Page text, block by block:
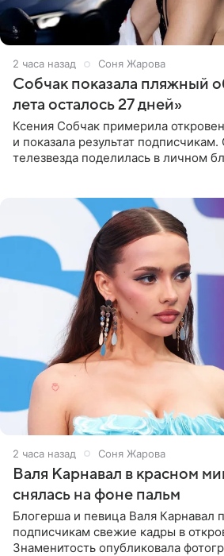
2 часа назад Соня Жарова
Собчак показала пляжный
лета осталось 27 дней»
Ксения Собчак примерила
и показала результат
телезвезда поделилась в личном
2 часа назад Соня Жарова
Валя Карнавал в красном
снялась на фоне пальм
Блогерша и певица Валя Карнавал
подписчикам свежие кадры в
Знаменитость опубликовала